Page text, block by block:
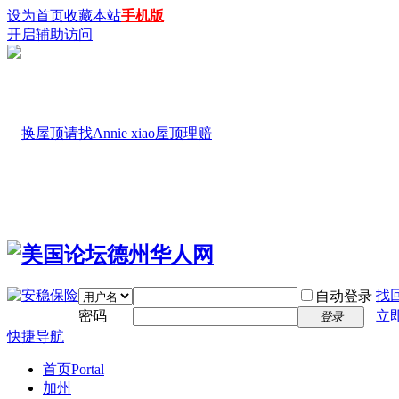
设为首页收藏本站手机版
开启辅助访问
自动登录 找
密码
登录
立
快捷导航
首页Portal
加州